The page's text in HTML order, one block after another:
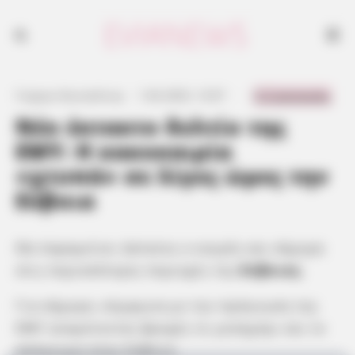
Νέο έκτακτο δελτίο της
ΕΜΥ: Η κακοκαιρία
«χτυπά» σε λίγες ώρες την
Εύβοια
Εύβοιας
απόγευμα στην Εύβοια.